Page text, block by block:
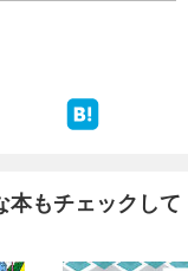
本もチェックして